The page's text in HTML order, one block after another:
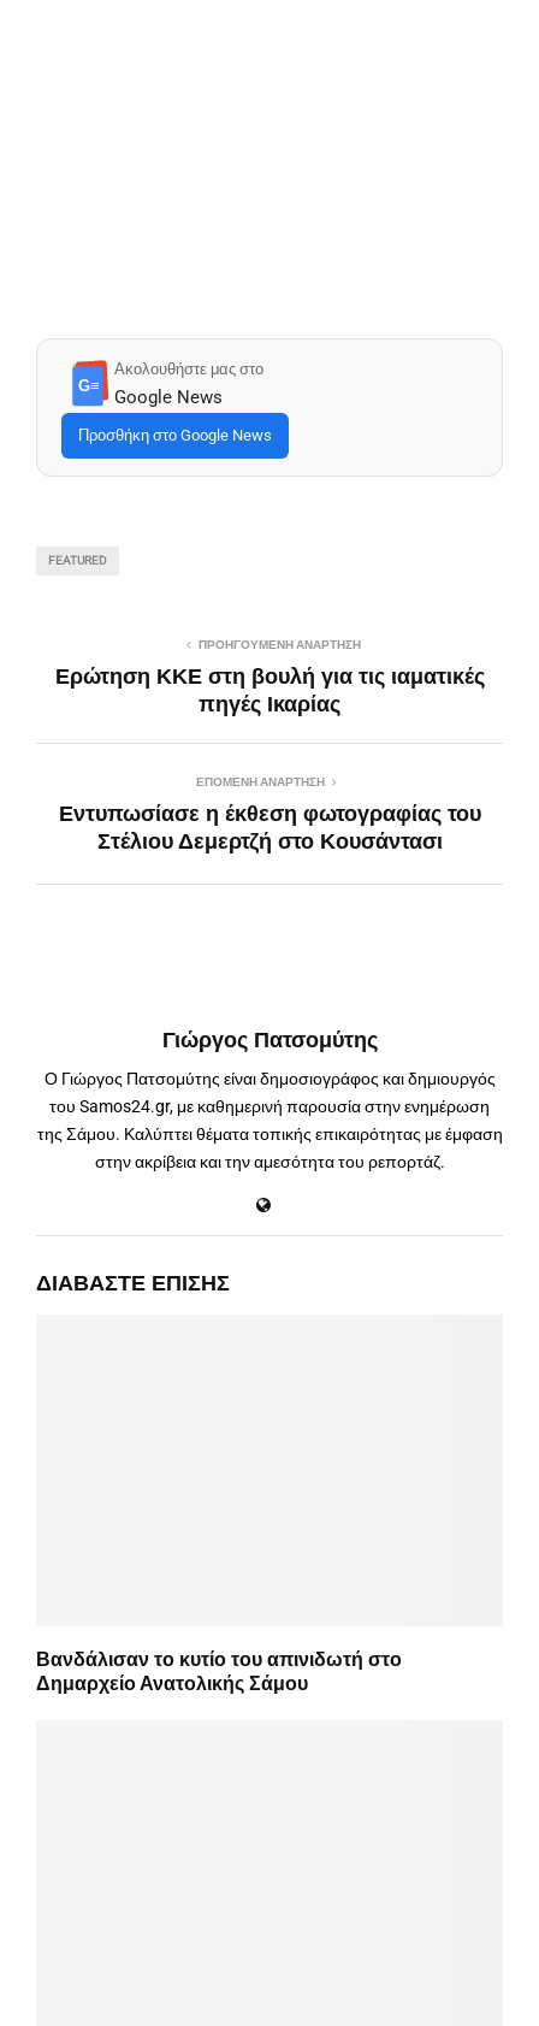
G≡
Ακολουθήστε μας στο
Google News
Προσθήκη στο Google News
FEATURED
ΠΡΟΗΓΟΎΜΕΝΗ ΑΝΆΡΤΗΣΗ
Ερώτηση ΚΚΕ στη βουλή για τις ιαματικές
πηγές Ικαρίας
ΕΠΌΜΕΝΗ ΑΝΆΡΤΗΣΗ
Εντυπωσίασε η έκθεση φωτογραφίας του
Στέλιου Δεμερτζή στο Κουσάντασι
Γιώργος Πατσομύτης
Ο Γιώργος Πατσομύτης είναι δημοσιογράφος και δημιουργός
του Samos24.gr, με καθημερινή παρουσία στην ενημέρωση
της Σάμου. Καλύπτει θέματα τοπικής επικαιρότητας με έμφαση
στην ακρίβεια και την αμεσότητα του ρεπορτάζ.
ΔΙΑΒΆΣΤΕ ΕΠΊΣΗΣ
Βανδάλισαν το κυτίο του απινιδωτή στο
Δημαρχείο Ανατολικής Σάμου